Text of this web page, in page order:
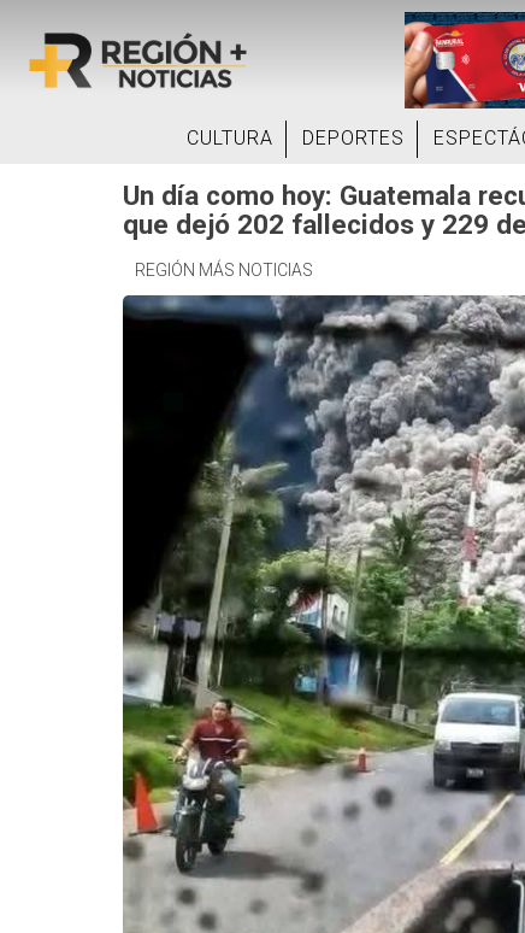
CULTURA DEPORTES
Un día como hoy: Guatemala
que dejó 202 fallecidos y 229
REGIÓN MÁS NOTICIAS